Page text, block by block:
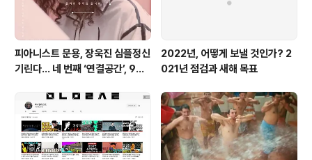
피아니스트 문용, 장욱진 심플정신
기린다… 네 번째 ‘연결공간’, 9월
2022년, 어떻게 보낼 것인가? 2
021년 점검과 새해 목표